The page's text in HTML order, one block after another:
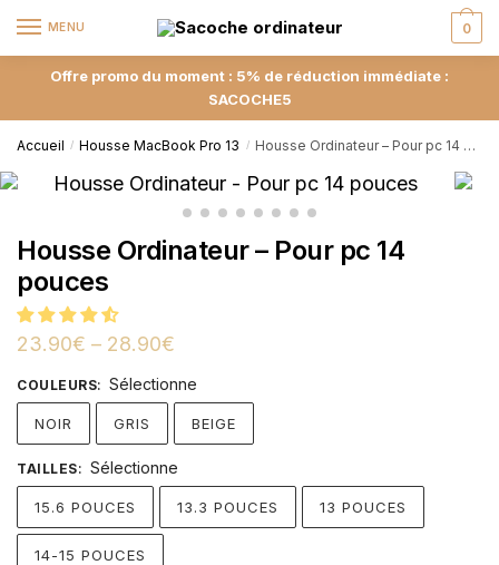
MENU 0
Offre promo du moment : 5% de réduction immédiate :
SACOCHE5
Accueil / Housse MacBook Pro 13 / Housse Ordinateur – Pour pc 14 pouces
Housse Ordinateur – Pour pc 14
pouces
23.90€ – 28.90€
COULEURS: Sélectionne
NOIR GRIS BEIGE
TAILLES: Sélectionne
15.6 POUCES 13.3 POUCES 13 POUCES
14-15 POUCES